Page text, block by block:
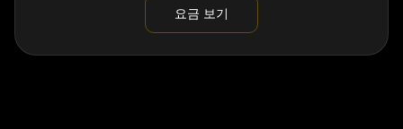
요금 보기